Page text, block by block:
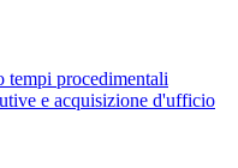
tempi procedimentali
e acquisizione d'ufficio